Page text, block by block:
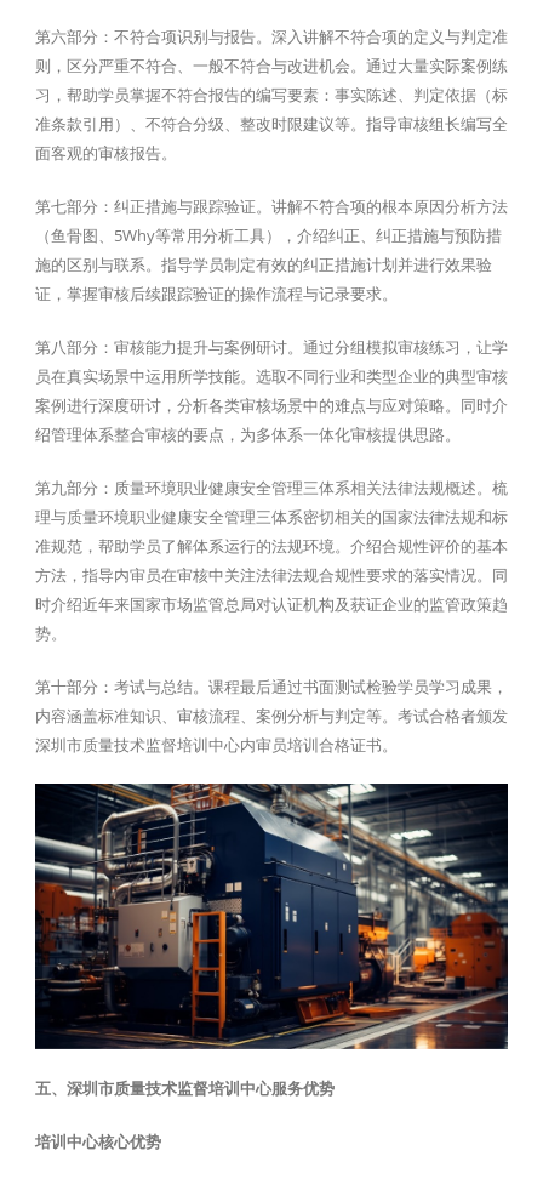
第六部分：不符合项识别与报告。深入讲解不符合项的定义与判定准
则，区分严重不符合、一般不符合与改进机会。通过大量实际案例练
习，帮助学员掌握不符合报告的编写要素：事实陈述、判定依据（标
准条款引用）、不符合分级、整改时限建议等。指导审核组长编写全
面客观的审核报告。
第七部分：纠正措施与跟踪验证。讲解不符合项的根本原因分析方法
（鱼骨图、5Why等常用分析工具），介绍纠正、纠正措施与预防措
施的区别与联系。指导学员制定有效的纠正措施计划并进行效果验
证，掌握审核后续跟踪验证的操作流程与记录要求。
第八部分：审核能力提升与案例研讨。通过分组模拟审核练习，让学
员在真实场景中运用所学技能。选取不同行业和类型企业的典型审核
案例进行深度研讨，分析各类审核场景中的难点与应对策略。同时介
绍管理体系整合审核的要点，为多体系一体化审核提供思路。
第九部分：质量环境职业健康安全管理三体系相关法律法规概述。梳
理与质量环境职业健康安全管理三体系密切相关的国家法律法规和标
准规范，帮助学员了解体系运行的法规环境。介绍合规性评价的基本
方法，指导内审员在审核中关注法律法规合规性要求的落实情况。同
时介绍近年来国家市场监管总局对认证机构及获证企业的监管政策趋
势。
第十部分：考试与总结。课程最后通过书面测试检验学员学习成果，
内容涵盖标准知识、审核流程、案例分析与判定等。考试合格者颁发
深圳市质量技术监督培训中心内审员培训合格证书。
五、深圳市质量技术监督培训中心服务优势
培训中心核心优势